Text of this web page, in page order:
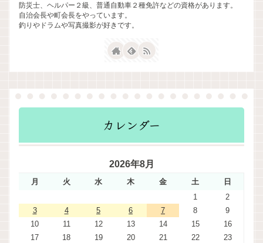
防災士、ヘルパー２級、普通自動車２種免許などの資格があります。
自治会長や町会長をやっています。
釣りやドラムや写真撮影が好きです。
カレンダー
2026年8月
月 火 水 木 金 土
日
1
2
3
4 5 6 7 8
9
10
11 12 13 14 15
16
17
18 19 20 21 22
23